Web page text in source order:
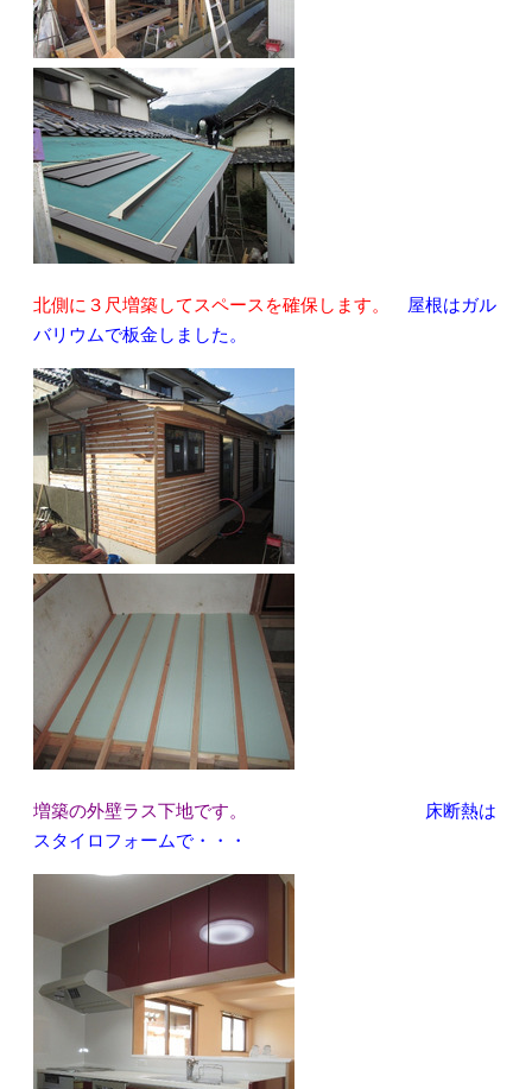
北側に３尺増築してスペースを確保します。
屋根はガル
バリウムで板金しました。
増築の外壁ラス下地です。
床断熱は
スタイロフォームで・・・